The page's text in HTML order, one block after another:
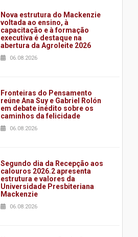
Nova estrutura do Mackenzie
voltada ao ensino, à
capacitação e à formação
executiva é destaque na
abertura da Agroleite 2026
06.08.2026
Fronteiras do Pensamento
reúne Ana Suy e Gabriel Rolón
em debate inédito sobre os
caminhos da felicidade
06.08.2026
Segundo dia da Recepção aos
calouros 2026.2 apresenta
estrutura e valores da
Universidade Presbiteriana
Mackenzie
06.08.2026